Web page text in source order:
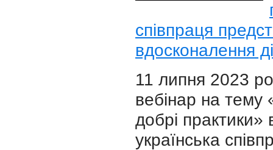
співпраця
вдосконалення
11 липня 2023
вебінар на тему
добрі
українська